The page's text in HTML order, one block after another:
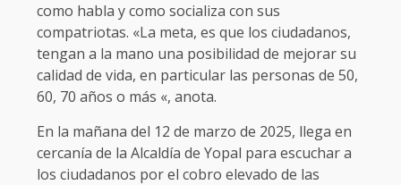
como habla y como socializa con sus
compatriotas. «La meta, es que los ciudadanos,
tengan a la mano una posibilidad de mejorar su
calidad de vida, en particular las personas de 50,
60, 70 años o más «, anota.
En la mañana del 12 de marzo de 2025, llega en
cercanía de la Alcaldía de Yopal para escuchar a
los ciudadanos por el cobro elevado de las